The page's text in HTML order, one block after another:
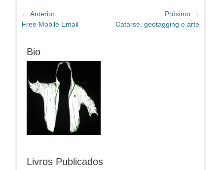
Navegação
de
← Anterior
Post
Free Mobile Email
Próximo →
Próximo
Catarse, geotagging e arte
Bio
Livros Publicados